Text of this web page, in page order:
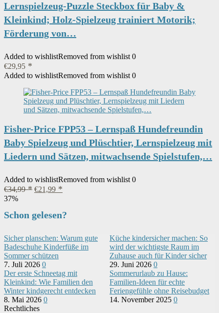
Lernspielzeug-Puzzle Steckbox für Baby &
Kleinkind; Holz-Spielzeug trainiert Motorik;
Förderung von…
Added to wishlistRemoved from wishlist 0
€29,95
Added to wishlistRemoved from wishlist 0
Fisher-Price FPP53 – Lernspaß Hundefreundin
Baby Spielzeug und Plüschtier, Lernspielzeug mit
Liedern und Sätzen, mitwachsende Spielstufen,…
Added to wishlistRemoved from wishlist 0
€34,99
Ursprünglicher
€34,99
€21,99
€21,99.
37%
Schon gelesen?
Sicher planschen: Warum gute
Badeschuhe Kinderfüße im
Sommer schützen
7. Juli 2026 0
Küche kindersicher machen: So
wird der wichtigste Raum im
Zuhause auch für Kinder sicher
29. Juni 2026 0
Der erste Schneetag mit
Kleinkind: Wie Familien den
Winter kindgerecht entdecken
8. Mai 2026 0
Sommerurlaub zu Hause:
Familien-Ideen für echte
Feriengefühle ohne Reisebudget
14. November 2025 0
Rechtliches